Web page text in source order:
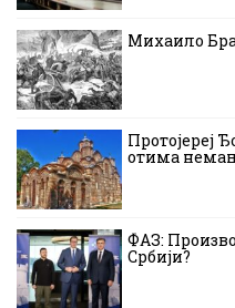
Михаило
Протојереј
отима
ФАЗ:
Србији?